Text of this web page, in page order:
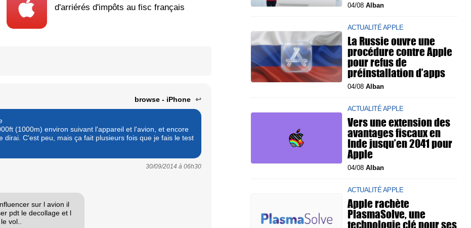
d'arriérés d'impôts au fisc français
browse - iPhone ↩
(1000m) environ suivant l'appareil et l'avion, et encore
dirai. C'est peu, mais ça fait plusieurs fois que je fais le test
30/09/2014 à 06h30
sur l avion il
pdt le decollage et l
vol..
04/08 Alban
ACTUALITÉ APPLE
La Russie ouvre une
procédure contre Apple
pour refus de
préinstallation d’apps
04/08 Alban
ACTUALITÉ APPLE
Vers une extension des
avantages fiscaux en
Inde jusqu’en 2041 pour
Apple
04/08 Alban
ACTUALITÉ APPLE
Apple rachète
PlasmaSolve, une
technologie clé pour ses